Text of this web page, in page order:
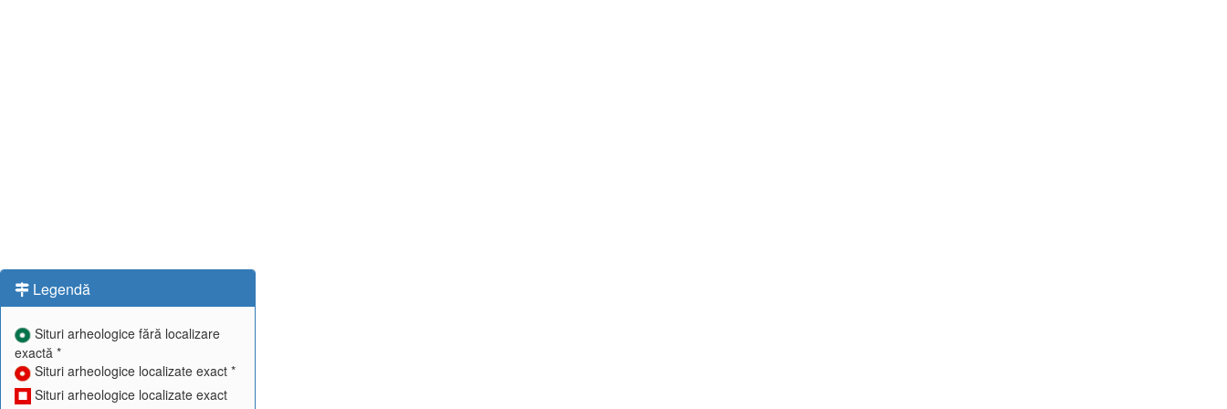
Legendă
Situri arheologice fără localizare
exactă *
Situri arheologice localizate exact *
Situri arheologice localizate exact